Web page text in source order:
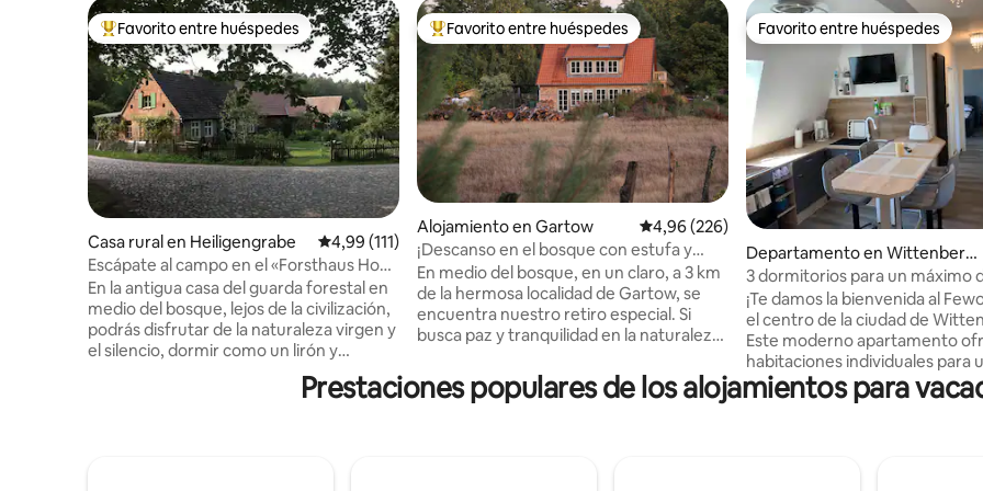
Favorito entre los huéspedes más destacados
Favorito entre huéspedes
Casa rural en Heiligengrabe Calificación promedio: 4,99 de 5. 111 evaluaciones
4,99 (111)
Escápate al campo en el «Forsthaus Hohe
Heide»
En la antigua casa del guarda forestal en
medio del bosque, lejos de la civilización,
podrás disfrutar de la naturaleza virgen y
el silencio, dormir como un lirón y
recargar las pilas. ¡Vacaciones rurales en
Favorito entre los huéspedes más destacados
Favorito entre huéspedes
Alojamiento en Gartow Calificación promedio: 4,96 de 5. 226
4,96 (226)
¡Descanso en el bosque con estufa y
sauna!
En medio del bosque, en un claro, a 3 km
de la hermosa localidad de Gartow, se
encuentra nuestro retiro especial. Si
busca paz y tranquilidad en la naturaleza
lugar correcto. El antiguo edificio de
entramado de madera, un antiguo
Favorito entre huéspedes
Favorito entre huéspedes
Departamento en Wittenberg
e
3 dormitorios para un máximo
personas
¡Te damos la bienvenida al
el centro de la ciudad de
Este moderno apartamento
habitaciones individuales para
máximo de seis huéspedes.
televisores, incluso en la
Prestaciones populares de los alojamientos para